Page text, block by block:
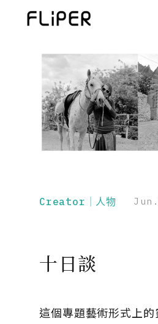
Creator｜人物
十日談
這個專題藝術形式上